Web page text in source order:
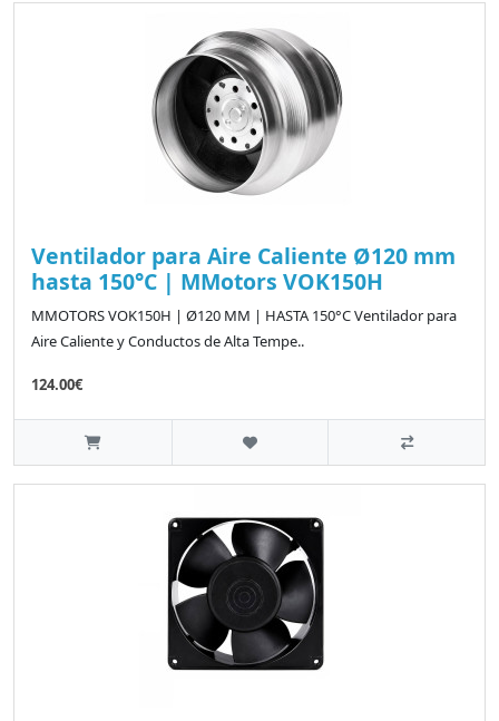
Ventilador para Aire Caliente Ø120 mm
hasta 150°C | MMotors VOK150H
MMOTORS VOK150H | Ø120 MM | HASTA 150°C Ventilador para
Aire Caliente y Conductos de Alta Tempe..
124.00€